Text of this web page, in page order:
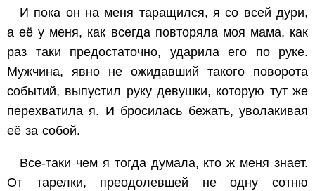
И пока он на меня таращился, я со всей дури,
а её у меня, как всегда повторяла моя мама, как
раз таки предостаточно, ударила его по руке.
Мужчина, явно не ожидавший такого поворота
событий, выпустил руку девушки, которую тут же
перехватила я. И бросилась бежать, уволакивая
её за собой.
Все-таки чем я тогда думала, кто ж меня знает.
От тарелки, преодолевшей не одну сотню